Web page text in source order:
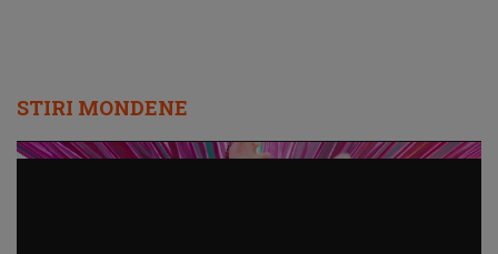
STIRI MONDENE